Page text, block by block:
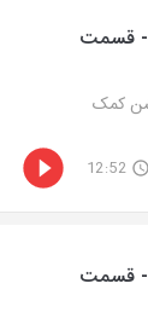
- قسمت
کمک
12:52
- قسمت